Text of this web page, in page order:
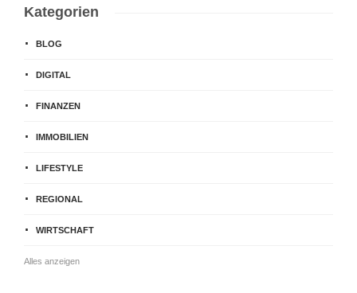
Kategorien
BLOG
DIGITAL
FINANZEN
IMMOBILIEN
LIFESTYLE
REGIONAL
WIRTSCHAFT
Alles anzeigen